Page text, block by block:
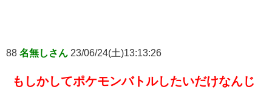
88 名無しさん 23/06/24(土)13:13:26
もしかしてポケモンバトルしたいだけなんじ